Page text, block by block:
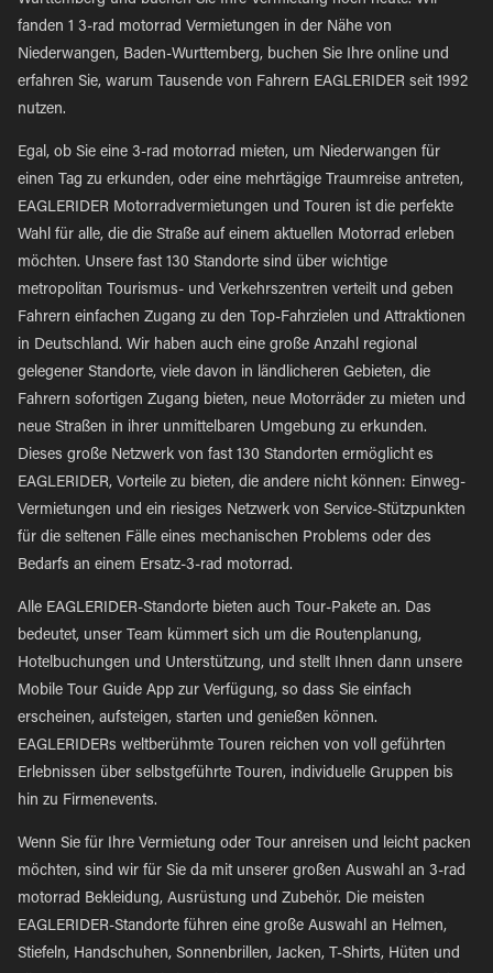
fanden 1 3-rad motorrad Vermietungen in der Nähe von
Niederwangen, Baden-Wurttemberg, buchen Sie Ihre online und
erfahren Sie, warum Tausende von Fahrern EAGLERIDER seit 1992
nutzen.
Egal, ob Sie eine 3-rad motorrad mieten, um Niederwangen für
einen Tag zu erkunden, oder eine mehrtägige Traumreise antreten,
EAGLERIDER Motorradvermietungen und Touren ist die perfekte
Wahl für alle, die die Straße auf einem aktuellen Motorrad erleben
möchten. Unsere fast 130 Standorte sind über wichtige
metropolitan Tourismus- und Verkehrszentren verteilt und geben
Fahrern einfachen Zugang zu den Top-Fahrzielen und Attraktionen
in Deutschland. Wir haben auch eine große Anzahl regional
gelegener Standorte, viele davon in ländlicheren Gebieten, die
Fahrern sofortigen Zugang bieten, neue Motorräder zu mieten und
neue Straßen in ihrer unmittelbaren Umgebung zu erkunden.
Dieses große Netzwerk von fast 130 Standorten ermöglicht es
EAGLERIDER, Vorteile zu bieten, die andere nicht können: Einweg-
Vermietungen und ein riesiges Netzwerk von Service-Stützpunkten
für die seltenen Fälle eines mechanischen Problems oder des
Bedarfs an einem Ersatz-3-rad motorrad.
Alle EAGLERIDER-Standorte bieten auch Tour-Pakete an. Das
bedeutet, unser Team kümmert sich um die Routenplanung,
Hotelbuchungen und Unterstützung, und stellt Ihnen dann unsere
Mobile Tour Guide App zur Verfügung, so dass Sie einfach
erscheinen, aufsteigen, starten und genießen können.
EAGLERIDERs weltberühmte Touren reichen von voll geführten
Erlebnissen über selbstgeführte Touren, individuelle Gruppen bis
hin zu Firmenevents.
Wenn Sie für Ihre Vermietung oder Tour anreisen und leicht packen
möchten, sind wir für Sie da mit unserer großen Auswahl an 3-rad
motorrad Bekleidung, Ausrüstung und Zubehör. Die meisten
EAGLERIDER-Standorte führen eine große Auswahl an Helmen,
Stiefeln, Handschuhen, Sonnenbrillen, Jacken, T-Shirts, Hüten und